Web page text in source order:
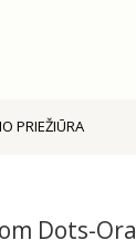
PRIEŽIŪRA
Dots-